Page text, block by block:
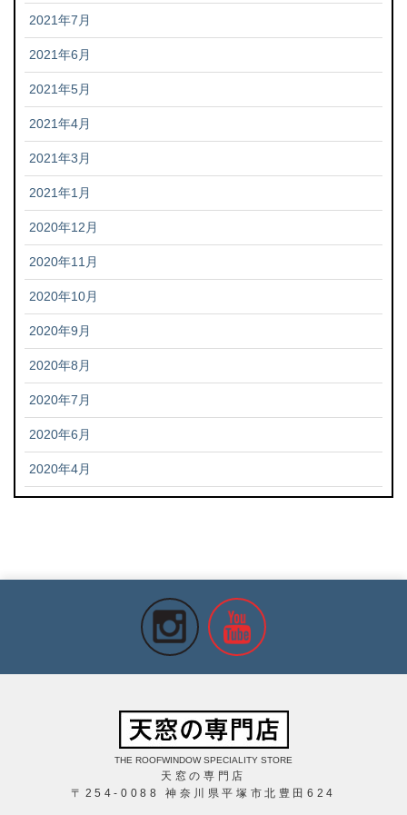
2021年7月
2021年6月
2021年5月
2021年4月
2021年3月
2021年1月
2020年12月
2020年11月
2020年10月
2020年9月
2020年8月
2020年7月
2020年6月
2020年4月
THE ROOFWINDOW SPECIALITY STORE
天窓の専門店
〒254-0088 神奈川県平塚市北豊田624